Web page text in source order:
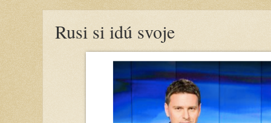
Rusi si idú svoje